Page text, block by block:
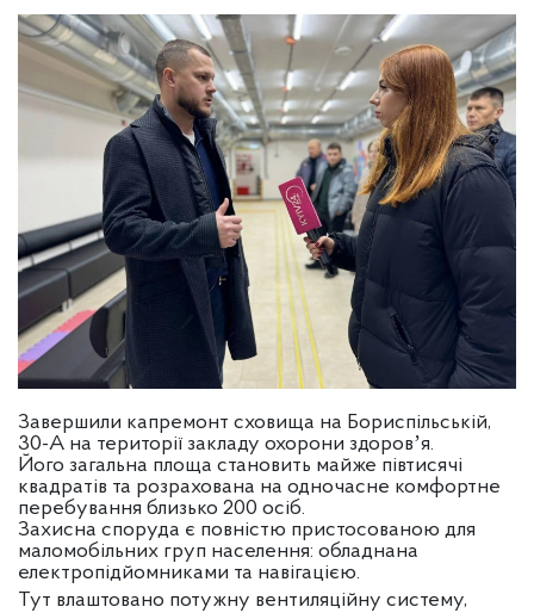
Завершили капремонт сховища на Бориспільській,
30-А на території закладу охорони здоровʼя.
Його загальна площа становить майже півтисячі
квадратів та розрахована на одночасне комфортне
перебування близько 200 осіб.
Захисна споруда є повністю пристосованою для
маломобільних груп населення: обладнана
електропідйомниками та навігацією.
Тут влаштовано потужну вентиляційну систему,